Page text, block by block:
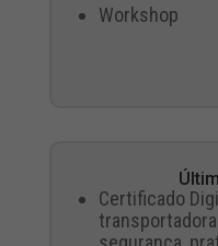
Workshop
Certificado